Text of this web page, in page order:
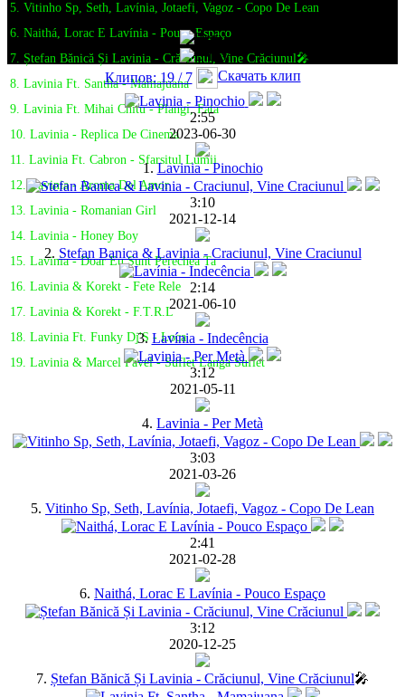
5. Vitinho Sp, Seth, Lavínia, Jotaefi, Vagoz - Copo De Lean
6. Naithá, Lorac E Lavínia - Pouco Espaço
7. Ștefan Bănică Și Lavinia - Crăciunul, Vine Crăciunul🎤
8. Lavinia Ft. Santha - Mamajuana
9. Lavinia Ft. Mihai Chitu - Plangi, Fata
10. Lavinia - Replica De Cinema
11. Lavinia Ft. Cabron - Sfarsitul Lumii
12. Lavinia - Aroma Del Amor
13. Lavinia - Romanian Girl
14. Lavinia - Honey Boy
15. Lavinia - Doar Eu Sunt Perechea Ta
16. Lavinia & Korekt - Fete Rele
17. Lavinia & Korekt - F.T.R.L
18. Lavinia Ft. Funky Dj'S - Loca
19. Lavinia & Marcel Pavel - Suflet Langa Suflet
Клипов: 19 / 7 Скачать клип
2:55
2023-06-30
1.Lavinia - Pinochio
3:10
2021-12-14
2. Stefan Banica & Lavinia - Craciunul, Vine Craciunul
2:14
2021-06-10
3. Lavínia - Indecência
3:12
2021-05-11
4. Lavinia - Per Metà
3:03
2021-03-26
5. Vitinho Sp, Seth, Lavínia, Jotaefi, Vagoz - Copo De Lean
2:41
2021-02-28
6. Naithá, Lorac E Lavínia - Pouco Espaço
3:12
2020-12-25
7. Ștefan Bănică Și Lavinia - Crăciunul, Vine Crăciunul🎤